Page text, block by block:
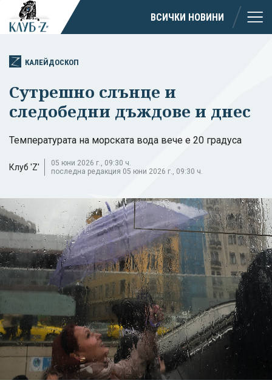
ВСИЧКИ НОВИНИ
КАЛЕЙДОСКОП
Сутрешно слънце и
следобедни дъждове и днес
Температурата на морската вода вече е 20 градуса
Клуб 'Z'
05 юни 2026 г., 09:30 ч.
последна редакция 05 юни 2026 г., 09:30 ч.